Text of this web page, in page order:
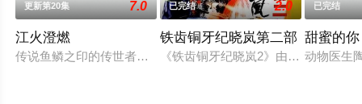
更新第20集 7.0
江火澄燃
传说鱼鳞之印的传世者，可解封冥鱼至宝，问鼎天下。炎迦部族
已完结 2.0
铁齿铜牙纪晓岚第二部
《铁齿铜牙纪晓岚2》由“科场奇案”、
已完结
甜蜜的你
动物医生